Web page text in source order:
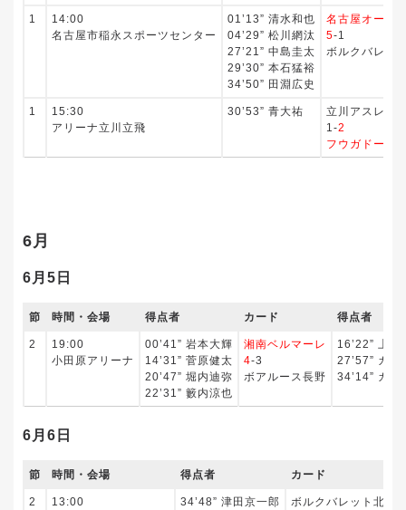
1
14:00
名古屋市稲永スポーツセンター
01’13” 清水和也
04’29” 松川網汰
27’21” 中島圭太
29’30” 本石猛裕
34’50” 田淵広史
名古屋オーシ
5-1
ボルクバレッ
1
15:30
アリーナ立川立飛
30’53” 青大祐
立川アスレテ
1-2
フウガドール
6月
6月5日
節 時間・会場 得点者 カード 得点者
2
19:00
小田原アリーナ
00’41” 岩本大輝
14’31” 菅原健太
20’47” 堀内迪弥
22’31” 籔内涼也
湘南ベルマーレ
4-3
ボアルース長野
16’22” 上林
27’57” ガリ
34’14” ガリ
6月6日
節 時間・会場 得点者 カード
2
13:00
34’48” 津田京一郎
ボルクバレット北九